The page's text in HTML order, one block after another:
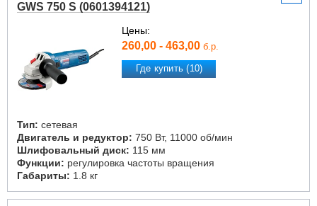
GWS 750 S (0601394121)
Цены:
260,00 - 463,00 б.р.
Где купить (10)
Тип: сетевая
Двигатель и редуктор: 750 Вт, 11000 об/мин
Шлифовальный диск: 115 мм
Функции: регулировка частоты вращения
Габариты: 1.8 кг